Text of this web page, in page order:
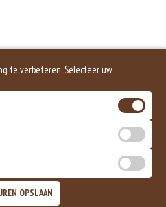
te verbeteren. Selecteer uw
OPSLAAN